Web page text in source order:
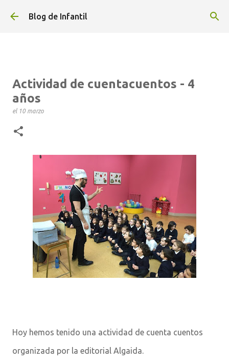
Ir al contenido principal
Blog de Infantil
Actividad de cuentacuentos - 4
años
el 10 marzo
Hoy hemos tenido una actividad de cuenta cuentos
organizada por la editorial Algaida.